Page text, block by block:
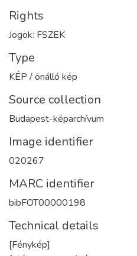
Rights
Jogok: FSZEK
Type
KÉP / önálló kép
Source collection
Budapest-képarchívum
Image identifier
020267
MARC identifier
bibFOT00000198
Technical details
[Fénykép]